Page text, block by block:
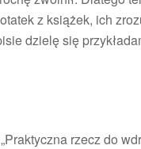
z książek, ich
dzielę się
rzecz do